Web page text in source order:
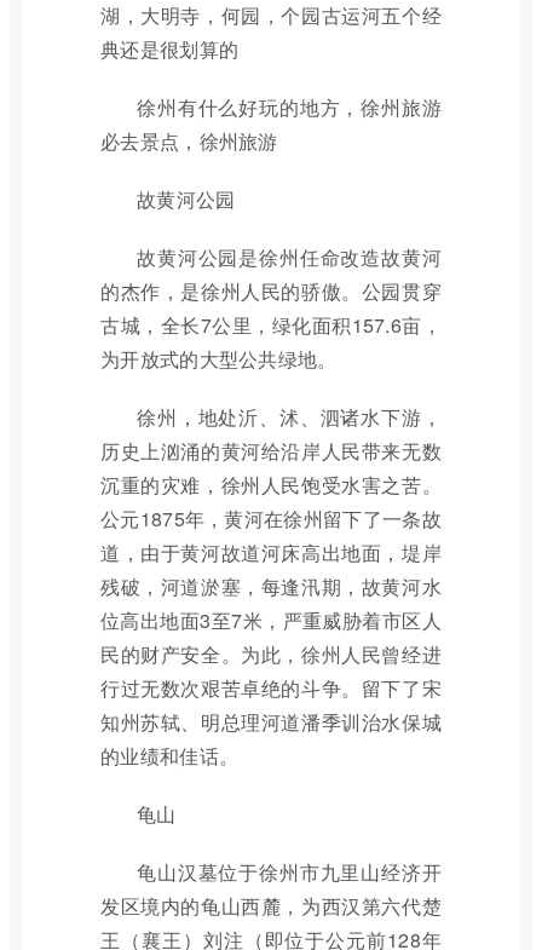
湖，大明寺，何园，个园古运河五个经
典还是很划算的
徐州有什么好玩的地方，徐州旅游
必去景点，徐州旅游
故黄河公园
故黄河公园是徐州任命改造故黄河
的杰作，是徐州人民的骄傲。公园贯穿
古城，全长7公里，绿化面积157.6亩，
为开放式的大型公共绿地。
徐州，地处沂、沭、泗诸水下游，
历史上汹涌的黄河给沿岸人民带来无数
沉重的灾难，徐州人民饱受水害之苦。
公元1875年，黄河在徐州留下了一条故
道，由于黄河故道河床高出地面，堤岸
残破，河道淤塞，每逢汛期，故黄河水
位高出地面3至7米，严重威胁着市区人
民的财产安全。为此，徐州人民曾经进
行过无数次艰苦卓绝的斗争。留下了宋
知州苏轼、明总理河道潘季训治水保城
的业绩和佳话。
龟山
龟山汉墓位于徐州市九里山经济开
发区境内的龟山西麓，为西汉第六代楚
王（襄王）刘注（即位于公元前128年